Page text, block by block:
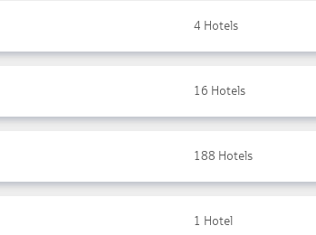
4 Hotels
16 Hotels
188 Hotels
1 Hotel